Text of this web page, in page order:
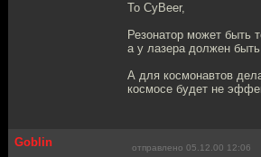
To CyBeer,
Резонатор может быть
а у лазера должен
А для космонавтов
космосе будет не
Goblin отправлено 05.12.00 12:06